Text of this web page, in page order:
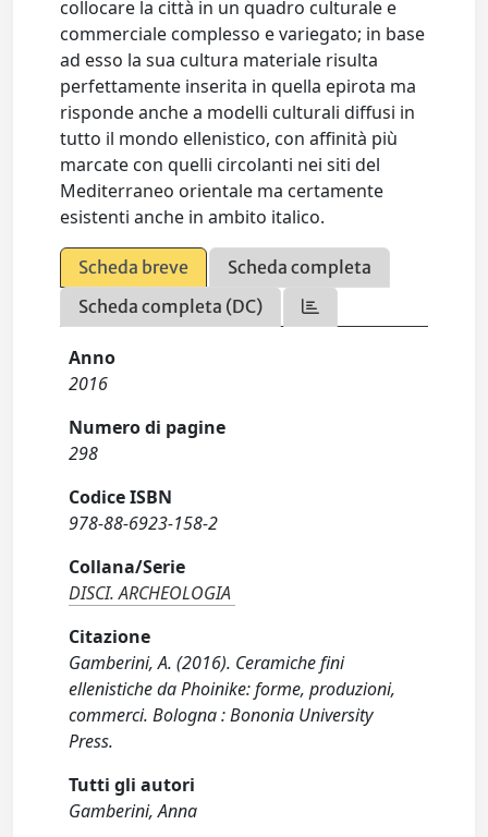
collocare la città in un quadro culturale e
commerciale complesso e variegato; in base
ad esso la sua cultura materiale risulta
perfettamente inserita in quella epirota ma
risponde anche a modelli culturali diffusi in
tutto il mondo ellenistico, con affinità più
marcate con quelli circolanti nei siti del
Mediterraneo orientale ma certamente
esistenti anche in ambito italico.
Scheda breve
Scheda completa
Scheda completa (DC)
Anno
2016
Numero di pagine
298
Codice ISBN
978-88-6923-158-2
Collana/Serie
DISCI. ARCHEOLOGIA
Citazione
Gamberini, A. (2016). Ceramiche fini
ellenistiche da Phoinike: forme, produzioni,
commerci. Bologna : Bononia University
Press.
Tutti gli autori
Gamberini, Anna